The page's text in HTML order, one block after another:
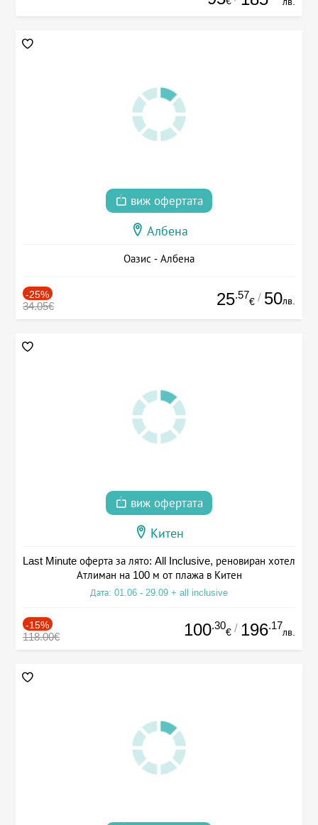
виж офертата
Албена
Оазис - Албена
-25%
34.05€ 25.57
€ / 50лв.
виж офертата
Китен
Last Minute оферта за лято: All Inclusive, реновиран хотел
Атлиман на 100 м от плажа в Китен
Дата: 01.06 - 29.09 + all inclusive
-15%
118.00€ 100.30
€ / 196.17
лв.